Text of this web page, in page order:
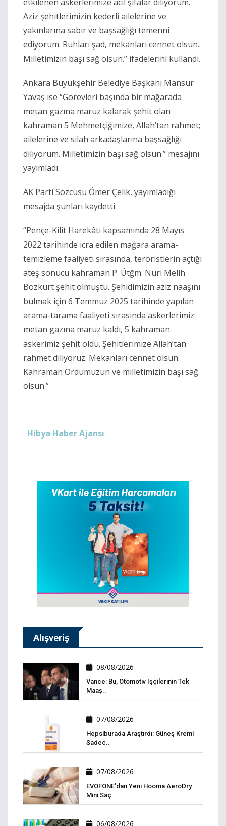
Aziz şehitlerimizin kederli ailelerine ve
yakınlarına sabır ve başsağlığı temenni
ediyorum. Ruhları şad, mekanları cennet olsun.
Milletimizin başı sağ olsun.” ifadelerini kullandı.
Ankara Büyükşehir Belediye Başkanı Mansur
Yavaş ise “Görevleri başında bir mağarada
metan gazına maruz kalarak şehit olan
kahraman 5 Mehmetçiğimize, Allah’tan rahmet;
ailelerine ve silah arkadaşlarına başsağlığı
diliyorum. Milletimizin başı sağ olsun.” mesajını
yayımladı.
AK Parti Sözcüsü Ömer Çelik, yayımladığı
mesajda şunları kaydetti:
“Pençe-Kilit Harekâtı kapsamında 28 Mayıs
2022 tarihinde icra edilen mağara arama-
temizleme faaliyeti sırasında, teröristlerin açtığı
ateş sonucu kahraman P. Ütğm. Nuri Melih
Bozkurt şehit olmuştu. Şehidimizin aziz naaşını
bulmak için 6 Temmuz 2025 tarihinde yapılan
arama-tarama faaliyeti sırasında askerlerimiz
metan gazına maruz kaldı, 5 kahraman
askerimiz şehit oldu. Şehitlerimize Allah’tan
rahmet diliyoruz. Mekanları cennet olsun.
Kahraman Ordumuzun ve milletimizin başı sağ
olsun.”
Hibya Haber Ajansı
Alışveriş
08/08/2026
Vance: Bu, Otomotiv Işçilerinin Tek
Maaş..
07/08/2026
Hepsiburada Araştırdı: Güneş Kremi
Sadec..
07/08/2026
EVOFONE’dan Yeni Hooma AeroDry
Mini Saç ..
06/08/2026